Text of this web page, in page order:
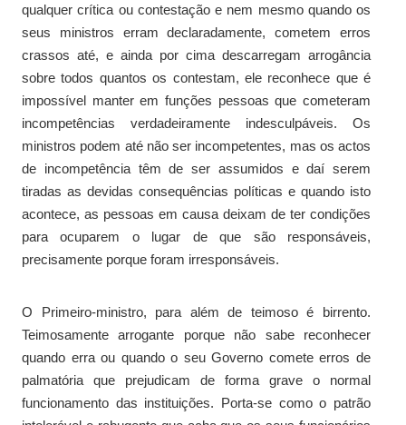
qualquer crítica ou contestação e nem mesmo quando os
seus ministros erram declaradamente, cometem erros
crassos até, e ainda por cima descarregam arrogância
sobre todos quantos os contestam, ele reconhece que é
impossível manter em funções pessoas que cometeram
incompetências verdadeiramente indesculpáveis. Os
ministros podem até não ser incompetentes, mas os actos
de incompetência têm de ser assumidos e daí serem
tiradas as devidas consequências políticas e quando isto
acontece, as pessoas em causa deixam de ter condições
para ocuparem o lugar de que são responsáveis,
precisamente porque foram irresponsáveis.
O Primeiro-ministro, para além de teimoso é birrento.
Teimosamente arrogante porque não sabe reconhecer
quando erra ou quando o seu Governo comete erros de
palmatória que prejudicam de forma grave o normal
funcionamento das instituições. Porta-se como o patrão